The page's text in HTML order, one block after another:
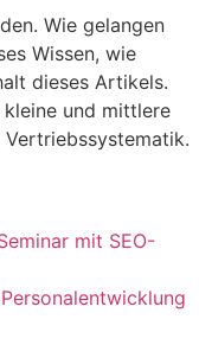
Wie gelangen
Wissen, wie
dieses Artikels.
und mittlere
Vertriebssystematik.
mit SEO-